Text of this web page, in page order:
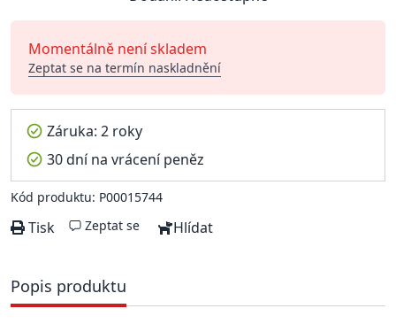
Momentálně není skladem
Zeptat se na termín naskladnění
Záruka: 2 roky
30 dní na vrácení peněz
Kód produktu: P00015744
Tisk Zeptat se Hlídat
Popis produktu